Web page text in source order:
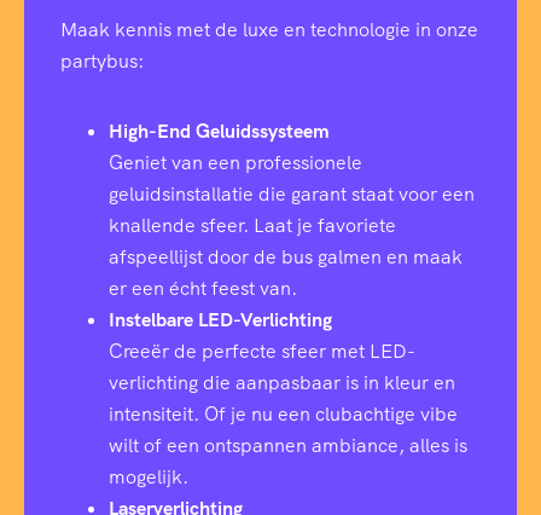
Maak kennis met de luxe en technologie in onze
partybus:
High-End Geluidssysteem
Geniet van een professionele
geluidsinstallatie die garant staat voor een
knallende sfeer. Laat je favoriete
afspeellijst door de bus galmen en maak
er een écht feest van.
Instelbare LED-Verlichting
Creeër de perfecte sfeer met LED-
verlichting die aanpasbaar is in kleur en
intensiteit. Of je nu een clubachtige vibe
wilt of een ontspannen ambiance, alles is
mogelijk.
Laserverlichting